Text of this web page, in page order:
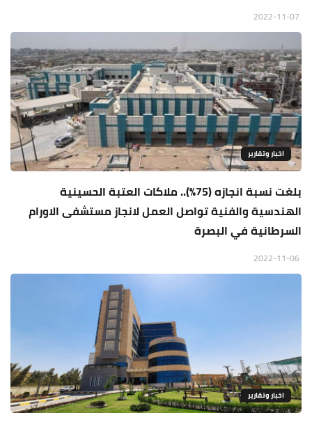
اخبار وتقارير
بلغت نسبة انجازه (75%).. ملاكات العتبة الحسينية
الهندسية والفنية تواصل العمل لانجاز مستشفى الاورام
السرطانية في البصرة
اخبار وتقارير